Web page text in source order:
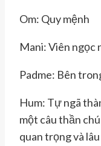
Om: Quy mệnh
Mani: Viên ngọc
Padme: Bên
Hum: Tự ngã
một câu thần
quan trọng và